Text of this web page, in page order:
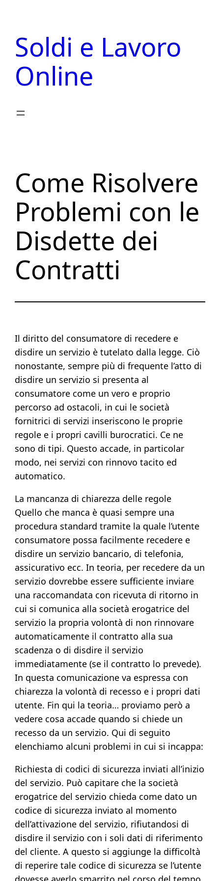
contenuto
Soldi e Lavoro
Online
Come Risolvere
Problemi con le
Disdette dei
Contratti
Il diritto del consumatore di recedere e
disdire un servizio è tutelato dalla legge. Ciò
nonostante, sempre più di frequente l’atto di
disdire un servizio si presenta al
consumatore come un vero e proprio
percorso ad ostacoli, in cui le società
fornitrici di servizi inseriscono le proprie
regole e i propri cavilli burocratici. Ce ne
sono di tipi. Questo accade, in particolar
modo, nei servizi con rinnovo tacito ed
automatico.
La mancanza di chiarezza delle regole
Quello che manca è quasi sempre una
procedura standard tramite la quale l’utente
consumatore possa facilmente recedere e
disdire un servizio bancario, di telefonia,
assicurativo ecc. In teoria, per recedere da un
servizio dovrebbe essere sufficiente inviare
una raccomandata con ricevuta di ritorno in
cui si comunica alla società erogatrice del
servizio la propria volontà di non rinnovare
automaticamente il contratto alla sua
scadenza o di disdire il servizio
immediatamente (se il contratto lo prevede).
In questa comunicazione va espressa con
chiarezza la volontà di recesso e i propri dati
utente. Fin qui la teoria… proviamo però a
vedere cosa accade quando si chiede un
recesso da un servizio. Qui di seguito
elenchiamo alcuni problemi in cui si incappa:
Richiesta di codici di sicurezza inviati all’inizio
del servizio. Può capitare che la società
erogatrice del servizio chieda come dato un
codice di sicurezza inviato al momento
dell’attivazione del servizio, rifiutandosi di
disdire il servizio con i soli dati di riferimento
del cliente. A questo si aggiunge la difficoltà
di reperire tale codice di sicurezza se l’utente